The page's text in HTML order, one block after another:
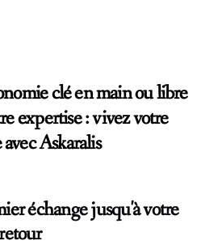
clé en main ou libre
expertise : vivez votre
Askaralis
échange jusqu'à votre